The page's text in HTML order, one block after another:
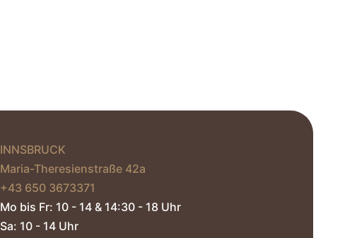
INNSBRUCK
Maria-Theresienstraße 42a
+43 650 3673371‬
Mo bis Fr: 10 - 14 & 14:30 - 18 Uhr
Sa: 10 - 14 Uhr​